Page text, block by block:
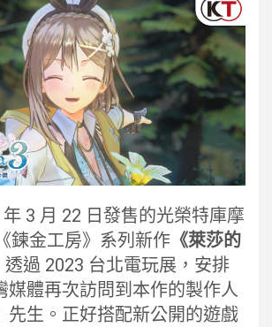
3 月 22 日發售的光榮特庫摩
鍊金工房》系列新作 《萊莎的
透過 2023 台北電玩展，安排
媒體再次訪問到本作的製作人
先生。正好搭配新公開的遊戲